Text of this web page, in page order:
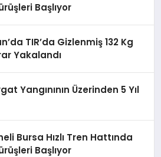
Başlıyor
TIR’da Gizlenmiş 132 Kg
Yakalandı
Yangınının Üzerinden 5 Yıl
Bursa Hızlı Tren Hattında
Başlıyor